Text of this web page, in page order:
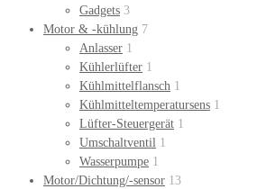
Gadgets 3
Motor & -kühlung 7
Anlasser 1
Kühlerlüfter 1
Kühlmittelflansch 1
Kühlmitteltemperatursens 1
Lüfter-Steuergerät 1
Umschaltventil 1
Wasserpumpe 1
Motor/Dichtung/-sensor 13